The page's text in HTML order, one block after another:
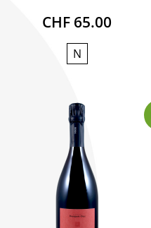
CHF 65.00
N